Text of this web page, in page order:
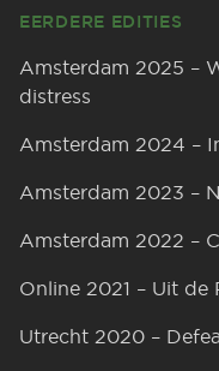
EERDERE EDITIES
Amsterdam 2025 –
distress
Amsterdam 2024 –
Amsterdam 2023 –
Amsterdam 2022 –
Online 2021 – Uit de
Utrecht 2020 –